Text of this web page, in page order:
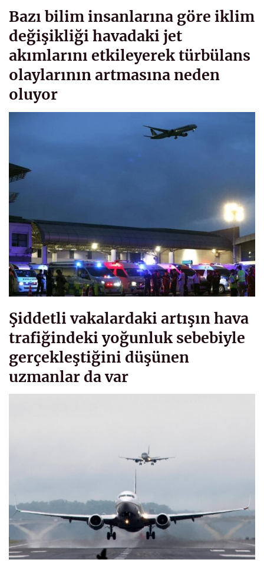
Bazı bilim insanlarına göre iklim
değişikliği havadaki jet
akımlarını etkileyerek türbülans
olaylarının artmasına neden
oluyor
Şiddetli vakalardaki artışın hava
trafiğindeki yoğunluk sebebiyle
gerçekleştiğini düşünen
uzmanlar da var